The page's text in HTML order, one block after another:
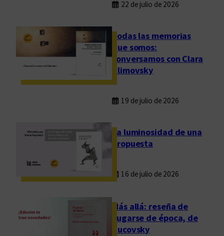
22 de julio de 2026
Todas las memorias
que somos:
conversamos con Clara
Klimovsky
19 de julio de 2026
La luminosidad de una
propuesta
16 de julio de 2026
Más allá: reseña de
Fugarse de época, de
Rucovsky